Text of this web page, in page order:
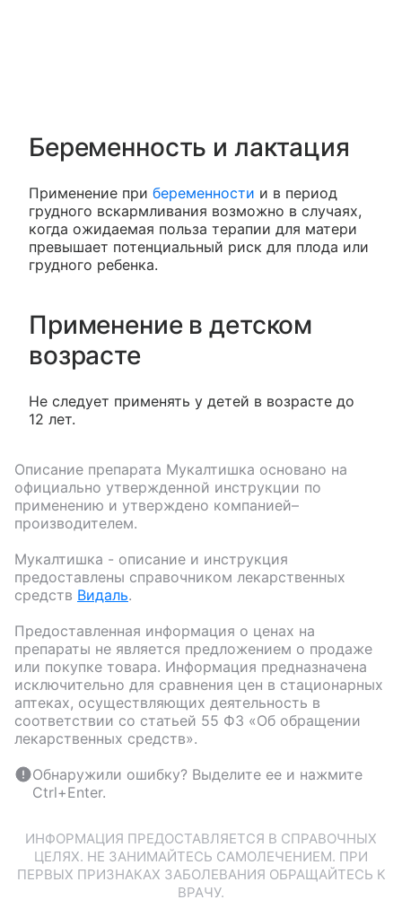
Беременность и лактация
Применение при беременности и в период
грудного вскармливания возможно в случаях,
когда ожидаемая польза терапии для матери
превышает потенциальный риск для плода или
грудного ребенка.
Применение в детском
возрасте
Не следует применять у детей в возрасте до
12 лет.
Описание препарата Мукалтишка основано на
официально утвержденной инструкции по
применению и утверждено компанией–
производителем.
Мукалтишка - описание и инструкция
предоставлены справочником лекарственных
средств Видаль.
Предоставленная информация о ценах на
препараты не является предложением о продаже
или покупке товара. Информация предназначена
исключительно для сравнения цен в стационарных
аптеках, осуществляющих деятельность в
соответствии со статьей 55 ФЗ «Об обращении
лекарственных средств».
Обнаружили ошибку? Выделите ее и нажмите
Ctrl+Enter.
ИНФОРМАЦИЯ ПРЕДОСТАВЛЯЕТСЯ В СПРАВОЧНЫХ
ЦЕЛЯХ. НЕ ЗАНИМАЙТЕСЬ САМОЛЕЧЕНИЕМ. ПРИ
ПЕРВЫХ ПРИЗНАКАХ ЗАБОЛЕВАНИЯ ОБРАЩАЙТЕСЬ К
ВРАЧУ.